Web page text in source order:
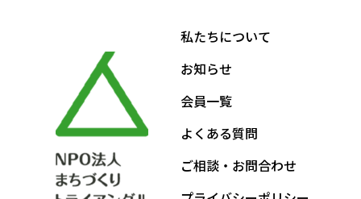
私たちについて
お知らせ
会員一覧
よくある質問
ご相談・お問合わせ